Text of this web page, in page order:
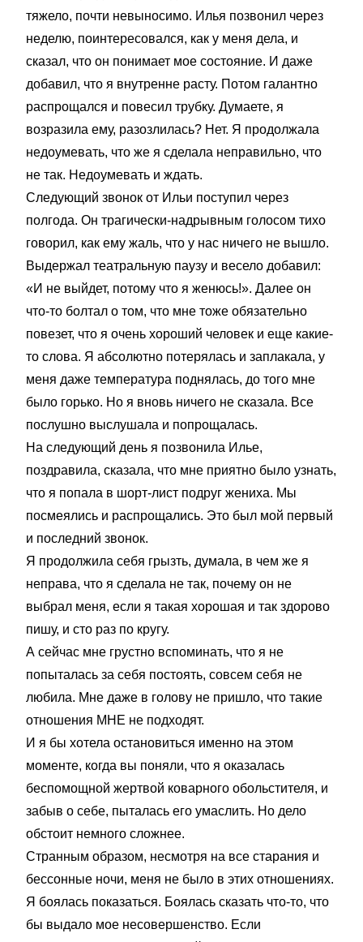
тяжело, почти невыносимо. Илья позвонил через
неделю, поинтересовался, как у меня дела, и
сказал, что он понимает мое состояние. И даже
добавил, что я внутренне расту. Потом галантно
распрощался и повесил трубку. Думаете, я
возразила ему, разозлилась? Нет. Я продолжала
недоумевать, что же я сделала неправильно, что
не так. Недоумевать и ждать.
Следующий звонок от Ильи поступил через
полгода. Он трагически-надрывным голосом тихо
говорил, как ему жаль, что у нас ничего не вышло.
Выдержал театральную паузу и весело добавил:
«И не выйдет, потому что я женюсь!». Далее он
что-то болтал о том, что мне тоже обязательно
повезет, что я очень хороший человек и еще какие-
то слова. Я абсолютно потерялась и заплакала, у
меня даже температура поднялась, до того мне
было горько. Но я вновь ничего не сказала. Все
послушно выслушала и попрощалась.
На следующий день я позвонила Илье,
поздравила, сказала, что мне приятно было узнать,
что я попала в шорт-лист подруг жениха. Мы
посмеялись и распрощались. Это был мой первый
и последний звонок.
Я продолжила себя грызть, думала, в чем же я
неправа, что я сделала не так, почему он не
выбрал меня, если я такая хорошая и так здорово
пишу, и сто раз по кругу.
А сейчас мне грустно вспоминать, что я не
попыталась за себя постоять, совсем себя не
любила. Мне даже в голову не пришло, что такие
отношения МНЕ не подходят.
И я бы хотела остановиться именно на этом
моменте, когда вы поняли, что я оказалась
беспомощной жертвой коварного обольстителя, и
забыв о себе, пыталась его умаслить. Но дело
обстоит немного сложнее.
Странным образом, несмотря на все старания и
бессонные ночи, меня не было в этих отношениях.
Я боялась показаться. Боялась сказать что-то, что
бы выдало мое несовершенство. Если